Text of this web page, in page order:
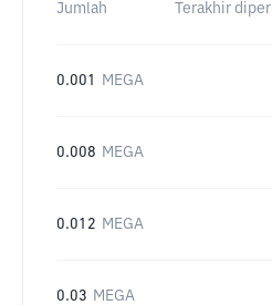
Jumlah Terakhir
0.001 MEGA
0.008 MEGA
0.012 MEGA
0.03 MEGA